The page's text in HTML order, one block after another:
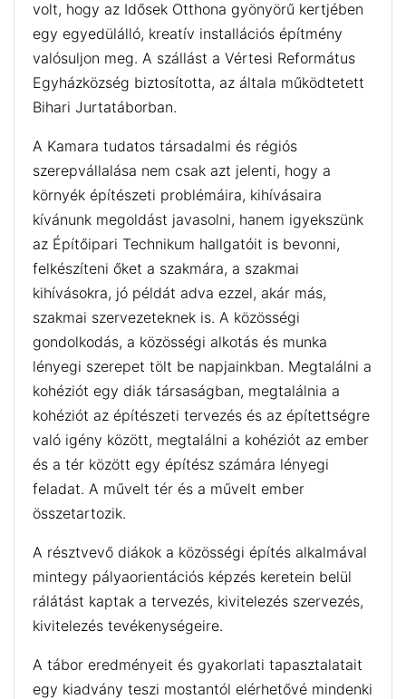
volt, hogy az Idősek Otthona gyönyörű kertjében
egy egyedülálló, kreatív installációs építmény
valósuljon meg. A szállást a Vértesi Református
Egyházközség biztosította, az általa működtetett
Bihari Jurtatáborban.
A Kamara tudatos társadalmi és régiós
szerepvállalása nem csak azt jelenti, hogy a
környék építészeti problémáira, kihívásaira
kívánunk megoldást javasolni, hanem igyekszünk
az Építőipari Technikum hallgatóit is bevonni,
felkészíteni őket a szakmára, a szakmai
kihívásokra, jó példát adva ezzel, akár más,
szakmai szervezeteknek is. A közösségi
gondolkodás, a közösségi alkotás és munka
lényegi szerepet tölt be napjainkban. Megtalálni a
kohéziót egy diák társaságban, megtalálnia a
kohéziót az építészeti tervezés és az építettségre
való igény között, megtalálni a kohéziót az ember
és a tér között egy építész számára lényegi
feladat. A művelt tér és a művelt ember
összetartozik.
A résztvevő diákok a közösségi építés alkalmával
mintegy pályaorientációs képzés keretein belül
rálátást kaptak a tervezés, kivitelezés szervezés,
kivitelezés tevékenységeire.
A tábor eredményeit és gyakorlati tapasztalatait
egy kiadvány teszi mostantól elérhetővé mindenki